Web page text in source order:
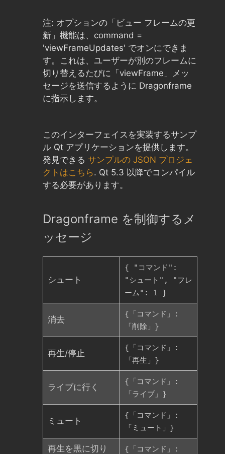
注: オプションの「ビュー フレームの更
新」機能は、command =
'viewFrameUpdates' でオンにできま
す。これは、ユーザーが別のフレームに
切り替えるたびに「viewFrame」メッ
セージを送信するように Dragonframe
に指示します。
このインターフェイスを実装するサンプ
ル Qt アプリケーションを提供します。
発見できる サンプルの JSON プロジェ
クトはこちら. Qt 5.3 以降でコンパイル
する必要があります。
Dragonframe を制御するメ
ッセージ
シュート
{ "コマンド":
"シュート", "フレ
ーム": 1 }
消去
{「コマンド」:
「削除」}
再生/停止
{「コマンド」:
「再生」}
ライブに行く
{「コマンド」:
「ライブ」}
ミュート
{「コマンド」:
「ミュート」}
再生を黒に切り
{「コマンド」: